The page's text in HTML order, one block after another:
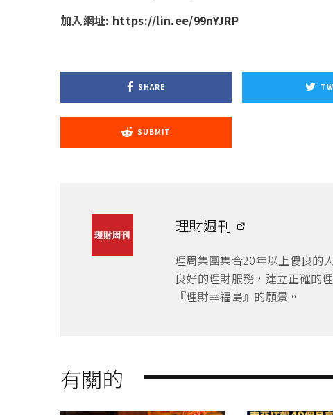
加入網址: https://lin.ee/99nYJRP
SHARE
SUBMIT
理財週刊
理周集團集合20年以上優良的
良好的理財服務，建立正確的
『理財幸福島』的願景。
有關的